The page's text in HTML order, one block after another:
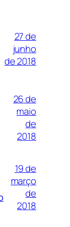
27 de
junho
de 2018
26 de
maio
de
2018
19 de
março
de
2018